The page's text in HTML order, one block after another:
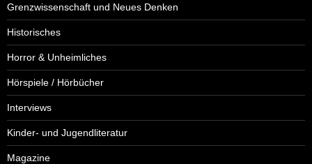
Grenzwissenschaft und Neues Denken
Historisches
Horror & Unheimliches
Hörspiele / Hörbücher
Interviews
Kinder- und Jugendliteratur
Magazine